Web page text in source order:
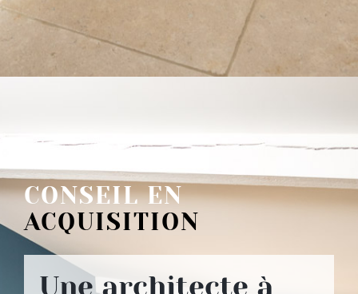
CONSEIL EN
ACQUISITION
Une architecte à